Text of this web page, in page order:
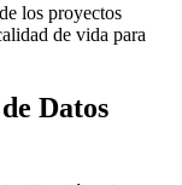
los proyectos
de vida para
Datos